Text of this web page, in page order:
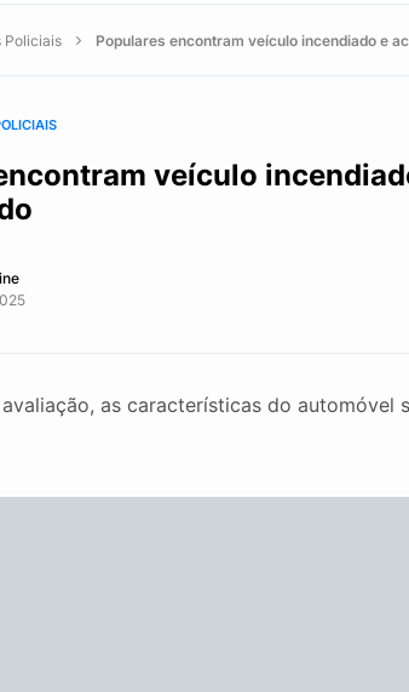
Policiais Populares encontram veículo incendiado e
veículo
as características do automóvel